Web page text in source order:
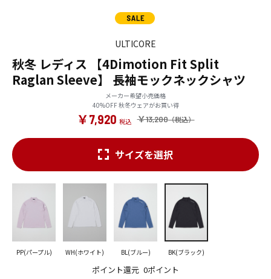
ULTICORE
秋冬 レディス 【4Dimotion Fit Split
Raglan Sleeve】 長袖モックネックシャツ
メーカー希望小売価格
40%OFF 秋冬ウェアがお買い得
￥13,200
￥7,920
ポイント還元 0ポイント
サイズを選択
PP(パープル) WH(ホワイト) BL(ブルー) BK(ブラック)